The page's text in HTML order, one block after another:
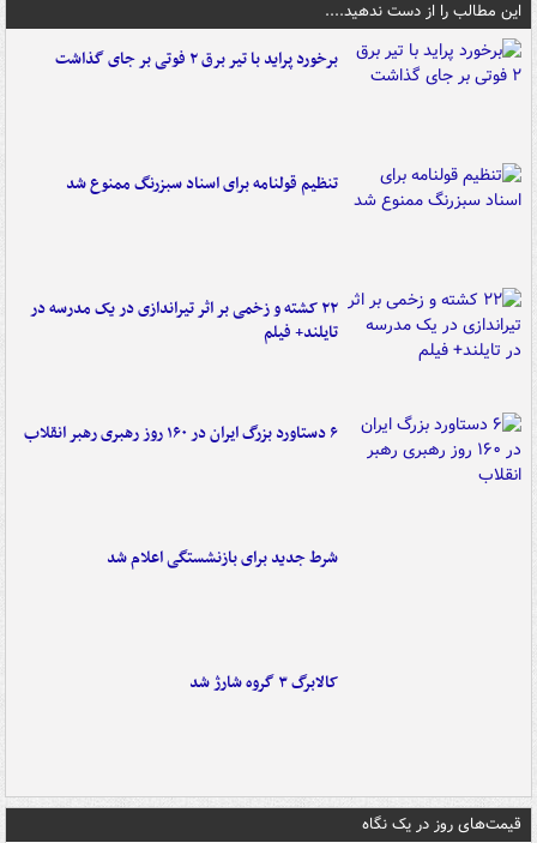
این مطالب را از دست ندهید....
برخورد پراید با تیر برق ۲ فوتی بر جای گذاشت
تنظیم قولنامه برای اسناد سبزرنگ ممنوع شد
۲۲ کشته و زخمی بر اثر تیراندازی در یک مدرسه در
تایلند+ فیلم
۶ دستاورد بزرگ ایران در ۱۶۰ روز رهبری رهبر انقلاب
شرط جدید برای بازنشستگی اعلام شد
کالابرگ ۳ گروه شارژ شد
قیمت‌های روز در یک نگاه